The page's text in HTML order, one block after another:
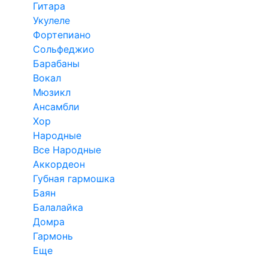
Гитара
Укулеле
Фортепиано
Сольфеджио
Барабаны
Вокал
Мюзикл
Ансамбли
Хор
Народные
Все Народные
Аккордеон
Губная гармошка
Баян
Балалайка
Домра
Гармонь
Еще